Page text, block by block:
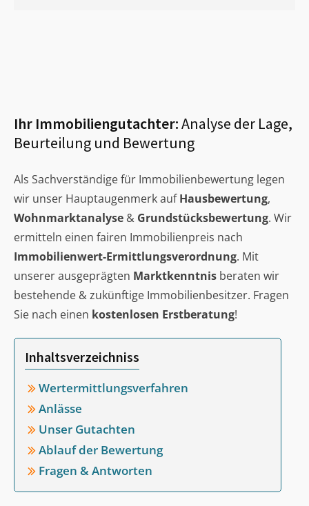
Ihr Immobiliengutachter:Analyse der Lage,
Beurteilung und Bewertung
Als Sachverständige für Immobilienbewertung legen
wir unser Hauptaugenmerk aufHausbewertung,
Wohnmarktanalyse & Grundstücksbewertung. Wir
ermitteln einen fairen Immobilienpreis nach
Immobilienwert-Ermittlungsverordnung. Mit
unserer ausgeprägten Marktkenntnis beraten wir
bestehende & zukünftige Immobilienbesitzer. Fragen
Sie nach einen kostenlosen Erstberatung!
Inhaltsverzeichniss
Wertermittlungsverfahren
Anlässe
Unser Gutachten
Ablauf der Bewertung
Fragen & Antworten